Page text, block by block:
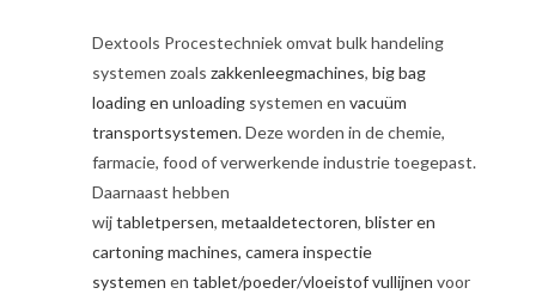
Dextools Procestechniek omvat bulk handeling
systemen zoalszakkenleegmachines,big bag
loading en unloading systemen en vacuüm
transportsystemen. Deze worden in de chemie,
farmacie, food of verwerkende industrie toegepast.
Daarnaast hebben
wijtabletpersen,metaaldetectoren,blister en
cartoning machines, camera inspectie
systemen entablet/poeder/vloeistof vullijnen voor